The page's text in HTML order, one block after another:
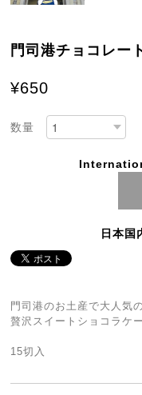
門司港チョコレー
¥650
数量
日本国
門司港のお土産で大人気
贅沢スイートショコラケ
15切入